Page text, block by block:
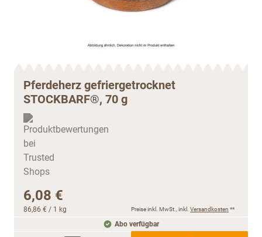
Pferdeherz gefriergetrocknet
STOCKBARF®, 70 g
6,08 €
86,86 € / 1 kg Preise inkl. MwSt., inkl. Versandkosten **
Abo verfügbar